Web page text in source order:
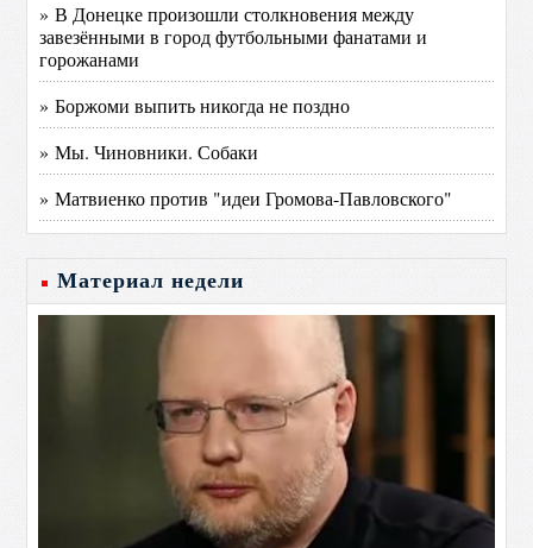
» В Донецке произошли столкновения между
завезёнными в город футбольными фанатами и
горожанами
» Боржоми выпить никогда не поздно
» Мы. Чиновники. Собаки
» Матвиенко против "идеи Громова-Павловского"
Материал недели